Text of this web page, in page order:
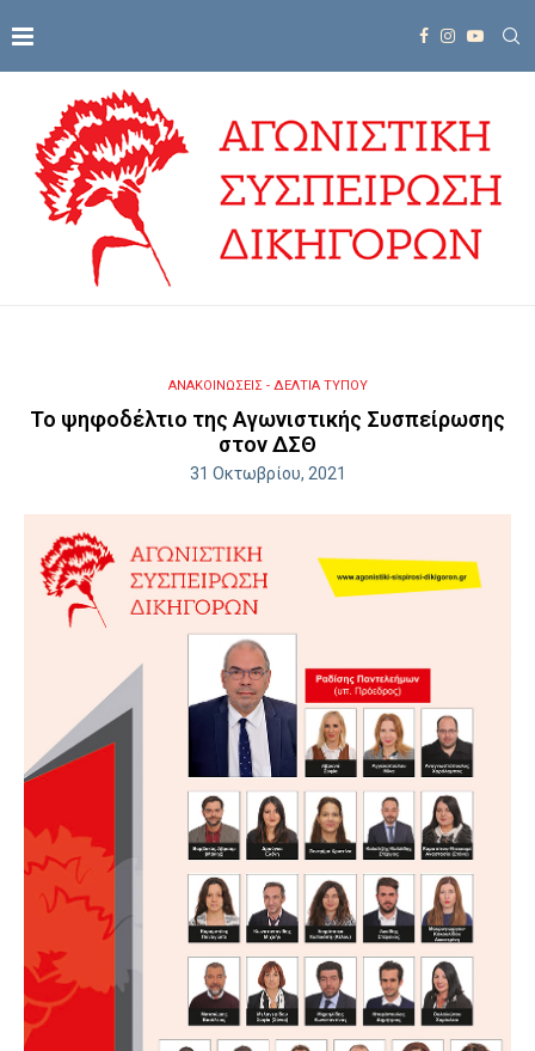
ΑΝΑΚΟΙΝΩΣΕΙΣ - ΔΕΛΤΙΑ ΤΥΠΟΥ
Το ψηφοδέλτιο της Αγωνιστικής Συσπείρωσης
στον ΔΣΘ
31 Οκτωβρίου, 2021